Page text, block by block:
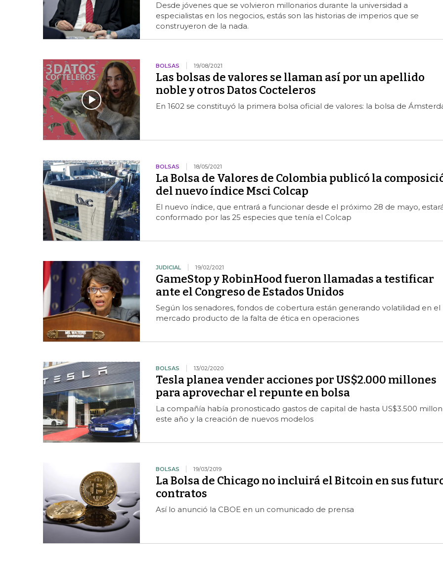
Desde jóvenes que se volvieron millonarios durante la universidad a
especialistas en los negocios, estás son las historias de imperios que se
construyeron de la nada.
BOLSAS 19/08/2021
Las bolsas de valores se llaman así por un apellido
noble y otros Datos Cocteleros
En 1602 se constituyó la primera bolsa oficial de valores: la bolsa de
BOLSAS 18/05/2021
La Bolsa de Valores de Colombia publicó la
del nuevo índice Msci Colcap
El nuevo índice, que entrará a funcionar desde el próximo 28 de mayo,
conformado por las 25 especies que tenía el Colcap
JUDICIAL 19/02/2021
GameStop y RobinHood fueron llamadas a testificar
ante el Congreso de Estados Unidos
Según los senadores, fondos de cobertura están generando volatilidad en el
mercado producto de la falta de ética en operaciones
BOLSAS 13/02/2020
Tesla planea vender acciones por US$2.000 millones
para aprovechar el repunte en bolsa
La compañía había pronosticado gastos de capital de hasta US$3.500
este año y la creación de nuevos modelos
BOLSAS 19/03/2019
La Bolsa de Chicago no incluirá el Bitcoin en sus
contratos
Así lo anunció la CBOE en un comunicado de prensa